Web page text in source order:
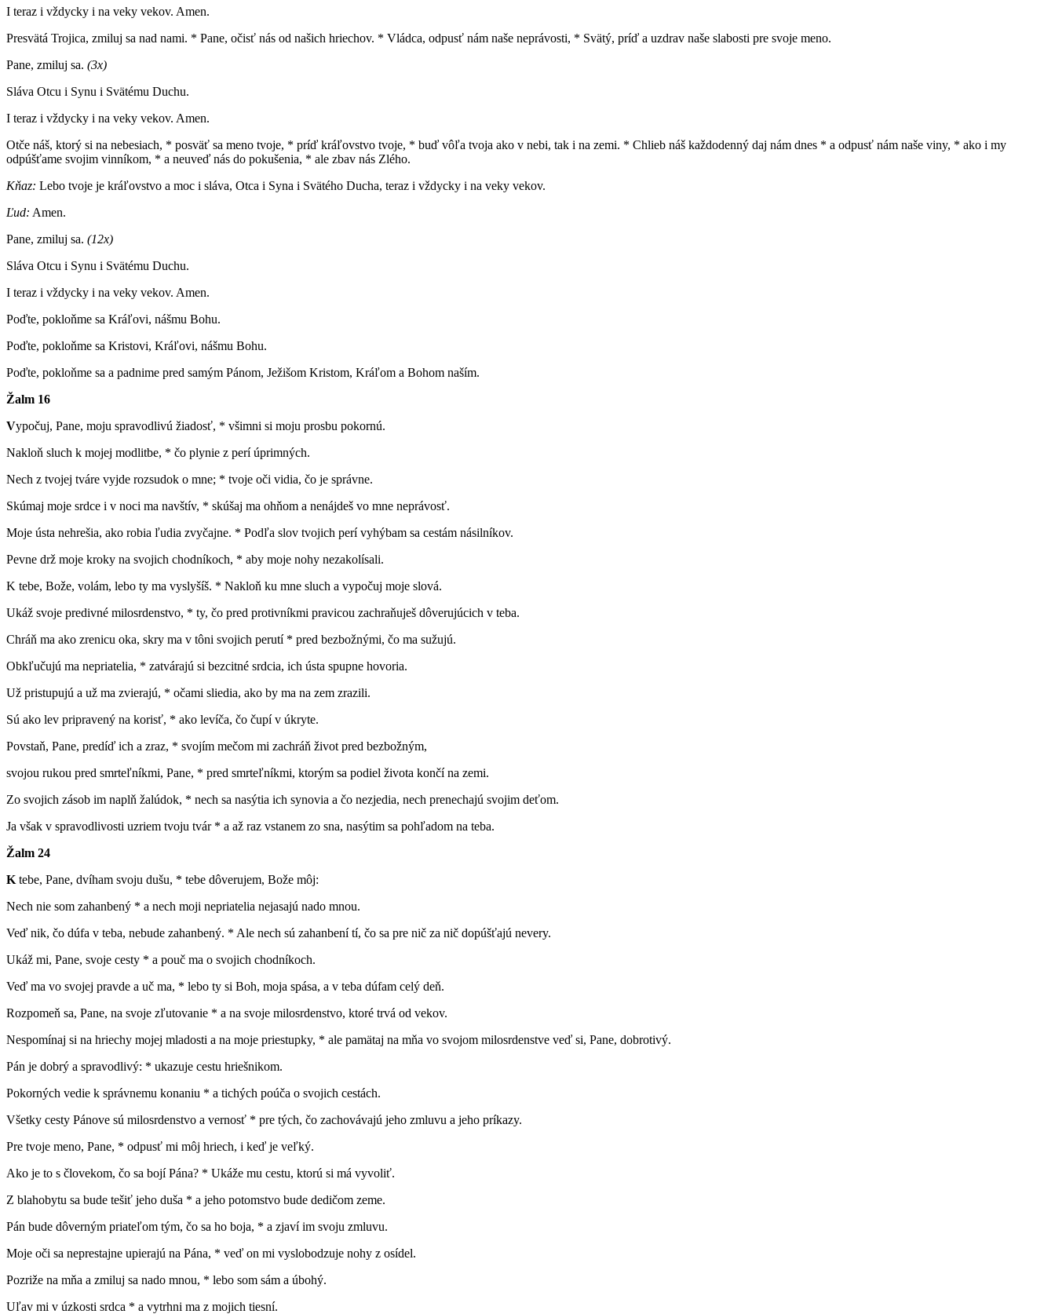
I teraz i vždycky i na veky vekov. Amen.
Presvätá Trojica, zmiluj sa nad nami. * Pane, očisť nás od našich hriechov. * Vládca, odpusť nám naše neprávosti, * Svätý, príď a uzdrav naše slabosti pre svoje meno.
Pane, zmiluj sa. (3x)
Sláva Otcu i Synu i Svätému Duchu.
I teraz i vždycky i na veky vekov. Amen.
Otče náš, ktorý si na nebesiach, * posväť sa meno tvoje, * príď kráľovstvo tvoje, * buď vôľa tvoja ako v nebi, tak i na zemi. * Chlieb náš každodenný daj nám dnes * a odpusť nám naše viny, * ako i my
odpúšťame svojim vinníkom, * a neuveď nás do pokušenia, * ale zbav nás Zlého.
Kňaz: Lebo tvoje je kráľovstvo a moc i sláva, Otca i Syna i Svätého Ducha, teraz i vždycky i na veky vekov.
Ľud: Amen.
Pane, zmiluj sa. (12x)
Sláva Otcu i Synu i Svätému Duchu.
I teraz i vždycky i na veky vekov. Amen.
Poďte, pokloňme sa Kráľovi, nášmu Bohu.
Poďte, pokloňme sa Kristovi, Kráľovi, nášmu Bohu.
Poďte, pokloňme sa a padnime pred samým Pánom, Ježišom Kristom, Kráľom a Bohom naším.
Žalm 16
Vypočuj, Pane, moju spravodlivú žiadosť, * všimni si moju prosbu pokornú.
Nakloň sluch k mojej modlitbe, * čo plynie z perí úprimných.
Nech z tvojej tváre vyjde rozsudok o mne; * tvoje oči vidia, čo je správne.
Skúmaj moje srdce i v noci ma navštív, * skúšaj ma ohňom a nenájdeš vo mne neprávosť.
Moje ústa nehrešia, ako robia ľudia zvyčajne. * Podľa slov tvojich perí vyhýbam sa cestám násilníkov.
Pevne drž moje kroky na svojich chodníkoch, * aby moje nohy nezakolísali.
K tebe, Bože, volám, lebo ty ma vyslyšíš. * Nakloň ku mne sluch a vypočuj moje slová.
Ukáž svoje predivné milosrdenstvo, * ty, čo pred protivníkmi pravicou zachraňuješ dôverujúcich v teba.
Chráň ma ako zrenicu oka, skry ma v tôni svojich perutí * pred bezbožnými, čo ma sužujú.
Obkľučujú ma nepriatelia, * zatvárajú si bezcitné srdcia, ich ústa spupne hovoria.
Už pristupujú a už ma zvierajú, * očami sliedia, ako by ma na zem zrazili.
Sú ako lev pripravený na korisť, * ako levíča, čo čupí v úkryte.
Povstaň, Pane, predíď ich a zraz, * svojím mečom mi zachráň život pred bezbožným,
svojou rukou pred smrteľníkmi, Pane, * pred smrteľníkmi, ktorým sa podiel života končí na zemi.
Zo svojich zásob im naplň žalúdok, * nech sa nasýtia ich synovia a čo nezjedia, nech prenechajú svojim deťom.
Ja však v spravodlivosti uzriem tvoju tvár * a až raz vstanem zo sna, nasýtim sa pohľadom na teba.
Žalm 24
K tebe, Pane, dvíham svoju dušu, * tebe dôverujem, Bože môj:
Nech nie som zahanbený * a nech moji nepriatelia nejasajú nado mnou.
Veď nik, čo dúfa v teba, nebude zahanbený. * Ale nech sú zahanbení tí, čo sa pre nič za nič dopúšťajú nevery.
Ukáž mi, Pane, svoje cesty * a pouč ma o svojich chodníkoch.
Veď ma vo svojej pravde a uč ma, * lebo ty si Boh, moja spása, a v teba dúfam celý deň.
Rozpomeň sa, Pane, na svoje zľutovanie * a na svoje milosrdenstvo, ktoré trvá od vekov.
Nespomínaj si na hriechy mojej mladosti a na moje priestupky, * ale pamätaj na mňa vo svojom milosrdenstve veď si, Pane, dobrotivý.
Pán je dobrý a spravodlivý: * ukazuje cestu hriešnikom.
Pokorných vedie k správnemu konaniu * a tichých poúča o svojich cestách.
Všetky cesty Pánove sú milosrdenstvo a vernosť * pre tých, čo zachovávajú jeho zmluvu a jeho príkazy.
Pre tvoje meno, Pane, * odpusť mi môj hriech, i keď je veľký.
Ako je to s človekom, čo sa bojí Pána? * Ukáže mu cestu, ktorú si má vyvoliť.
Z blahobytu sa bude tešiť jeho duša * a jeho potomstvo bude dedičom zeme.
Pán bude dôverným priateľom tým, čo sa ho boja, * a zjaví im svoju zmluvu.
Moje oči sa neprestajne upierajú na Pána, * veď on mi vyslobodzuje nohy z osídel.
Pozriže na mňa a zmiluj sa nado mnou, * lebo som sám a úbohý.
Uľav mi v úzkosti srdca * a vytrhni ma z mojich tiesní.